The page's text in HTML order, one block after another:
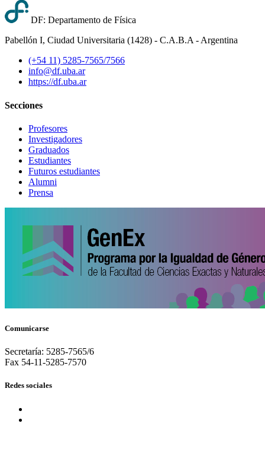
DF: Departamento de Física
Pabellón I, Ciudad Universitaria (1428) - C.A.B.A - Argentina
(+54 11) 5285-7565/7566
info@df.uba.ar
https://df.uba.ar
Secciones
Profesores
Investigadores
Graduados
Estudiantes
Futuros estudiantes
Alumni
Prensa
Comunicarse
Secretaría: 5285-7565/6
Fax 54-11-5285-7570
Redes sociales